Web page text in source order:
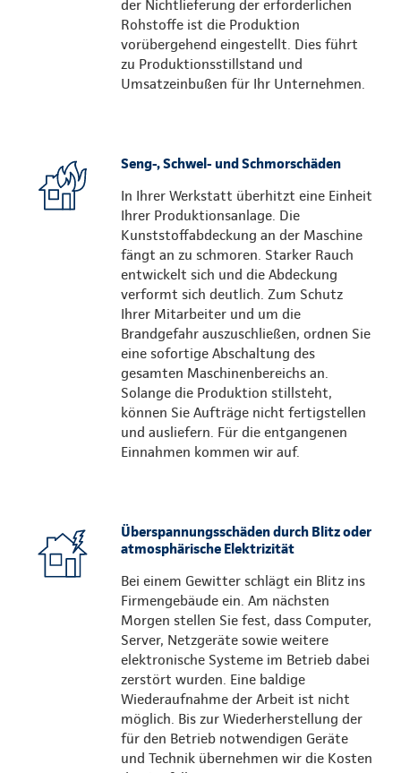
der Nichtlieferung der erforderlichen
Rohstoffe ist die Produktion
vorübergehend eingestellt. Dies führt
zu Produktionsstillstand und
Umsatzeinbußen für Ihr Unternehmen.
Seng-, Schwel- und Schmorschäden
In Ihrer Werkstatt überhitzt eine Einheit
Ihrer Produktionsanlage. Die
Kunststoffabdeckung an der Maschine
fängt an zu schmoren. Starker Rauch
entwickelt sich und die Abdeckung
verformt sich deutlich. Zum Schutz
Ihrer Mitarbeiter und um die
Brandgefahr auszuschließen, ordnen Sie
eine sofortige Abschaltung des
gesamten Maschinenbereichs an.
Solange die Produktion stillsteht,
können Sie Aufträge nicht fertigstellen
und ausliefern. Für die entgangenen
Einnahmen kommen wir auf.
Überspannungsschäden durch Blitz oder
atmosphärische Elektrizität
Bei einem Gewitter schlägt ein Blitz ins
Firmengebäude ein. Am nächsten
Morgen stellen Sie fest, dass Computer,
Server, Netzgeräte sowie weitere
elektronische Systeme im Betrieb dabei
zerstört wurden. Eine baldige
Wiederaufnahme der Arbeit ist nicht
möglich. Bis zur Wiederherstellung der
für den Betrieb notwendigen Geräte
und Technik übernehmen wir die Kosten